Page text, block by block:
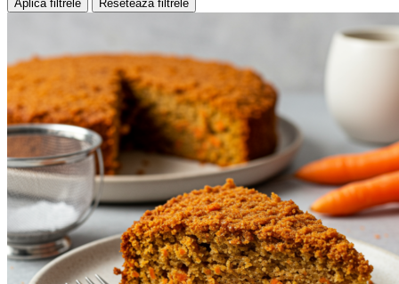
Aplică filtrele Resetează filtrele